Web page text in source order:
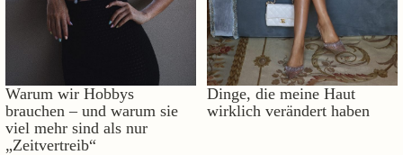
Warum wir Hobbys
brauchen – und warum sie
viel mehr sind als nur
„Zeitvertreib“
Dinge, die meine Haut
wirklich verändert haben